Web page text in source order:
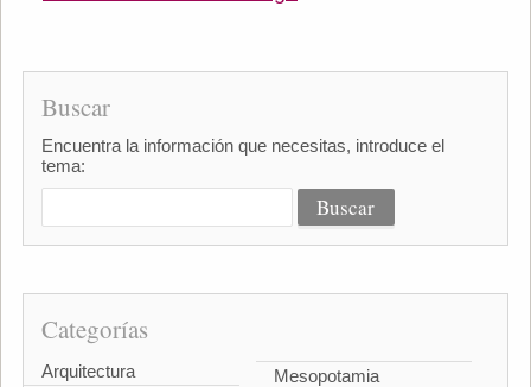
Buscar
Encuentra la información que necesitas, introduce el
tema:
Categorías
Arquitectura
Mesopotamia